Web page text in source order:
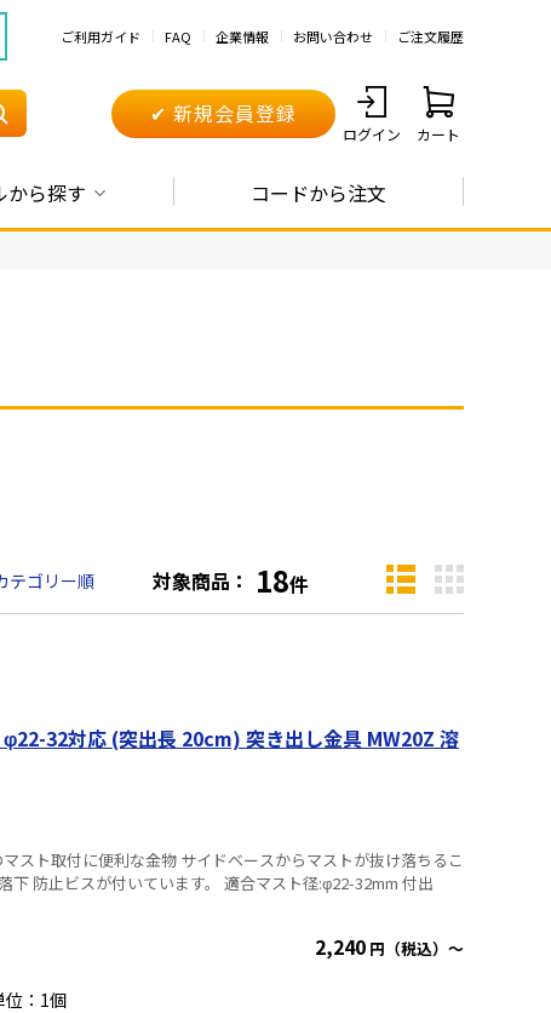
ご利用ガイド FAQ 企業情報 お問い合わせ ご注文履歴
✔ 新規会員登録
ログイン カート
から探す コードから注文
テゴリー順 対象商品： 18件
φ22-32対応 (突出長 20cm) 突き出し金具 MW20Z 溶
イドベースからマストが抜け落ちるこ
ています。 適合マスト径:φ22-32mm 付出
2,240 円（税込）～
位：1個